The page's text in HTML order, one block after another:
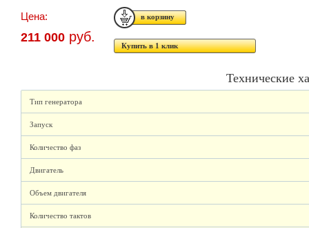
Цена:
211 000 руб.
Купить в 1 клик
Технические
Тип генератора
Запуск
Количество фаз
Двигатель
Объем двигателя
Количество тактов